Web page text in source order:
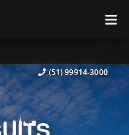
(51) 99914-3000